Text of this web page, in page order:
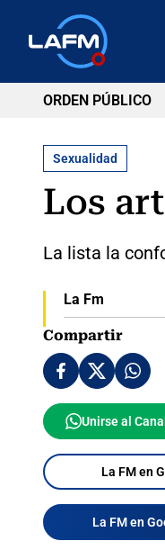
ORDEN PÚBLICO
Sexualidad
Los
La lista la
La Fm
Compartir
Unirse al
La FM en
La FM en